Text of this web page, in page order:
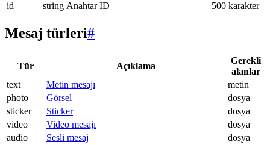
id
string Anahtar ID 500 karakter
Mesaj türleri#
Tür Açıklama
Gerekli
alanlar
text
Metin mesajı
metin
photo
Görsel
dosya
sticker
Sticker
dosya
video
Video mesajı
dosya
audio
Sesli mesaj dosya